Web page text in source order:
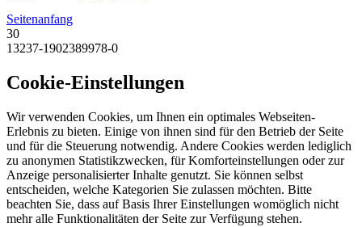
Seitenanfang
30
13237-1902389978-0
Cookie-Einstellungen
Wir verwenden Cookies, um Ihnen ein optimales Webseiten-
Erlebnis zu bieten. Einige von ihnen sind für den Betrieb der Seite
und für die Steuerung notwendig. Andere Cookies werden lediglich
zu anonymen Statistikzwecken, für Komforteinstellungen oder zur
Anzeige personalisierter Inhalte genutzt. Sie können selbst
entscheiden, welche Kategorien Sie zulassen möchten. Bitte
beachten Sie, dass auf Basis Ihrer Einstellungen womöglich nicht
mehr alle Funktionalitäten der Seite zur Verfügung stehen.